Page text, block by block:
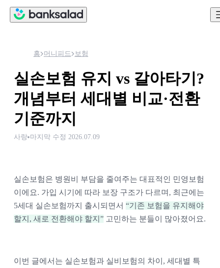
홈 머니피드 보험
실손보험 유지 vs 갈아타기?
개념부터 세대별 비교·전환
기준까지
사랑 마지막 수정 2026.07.09
실손보험은 병원비 부담을 줄여주는 대표적인 민영보험
이에요. 가입 시기에 따라 보장 구조가 다르며, 최근에는
5세대 실손보험까지 출시되면서 “기존 보험을 유지해야
할지, 새로 전환해야 할지” 고민하는 분들이 많아졌어요.
이번 글에서는 실손보험과 실비보험의 차이, 세대별 특